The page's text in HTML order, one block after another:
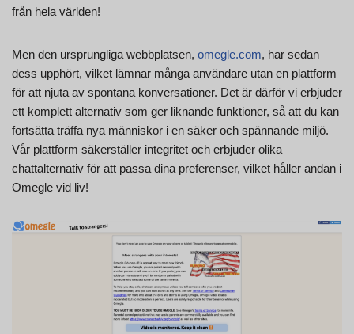
från hela världen!
Men den ursprungliga webbplatsen, omegle.com, har sedan
dess upphört, vilket lämnar många användare utan en plattform
för att njuta av spontana konversationer. Det är därför vi erbjuder
ett komplett alternativ som ger liknande funktioner, så att du kan
fortsätta träffa nya människor i en säker och spännande miljö.
Vår plattform säkerställer integritet och erbjuder olika
chattalternativ för att passa dina preferenser, vilket håller andan i
Omegle vid liv!